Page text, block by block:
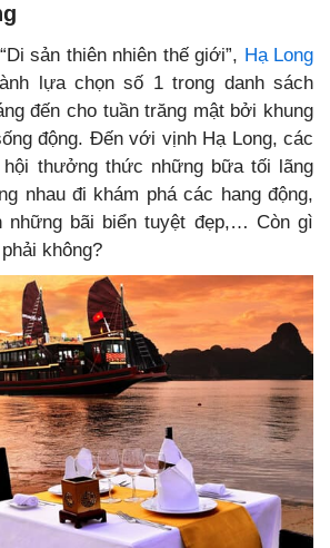
sản thiên nhiên thế giới”, Hạ Long
lựa chọn số 1 trong danh sách
đến cho tuần trăng mật bởi khung
động. Đến với vịnh Hạ Long, các
thưởng thức những bữa tối lãng
nhau đi khám phá các hang động,
những bãi biển tuyệt đẹp,… Còn gì
không?